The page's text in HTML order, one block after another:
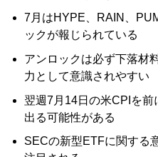
7月はHYPE、RAIN、
ックが報じられている
アンロックは必ず下落材
力として意識されやすい
翌週7月14日の米CPIを
出る可能性がある
SECの新型ETFに関する